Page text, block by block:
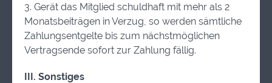
3. Gerät das Mitglied schuldhaft mit mehr als 2
Monatsbeiträgen in Verzug, so werden sämtliche
Zahlungsentgelte bis zum nächstmöglichen
Vertragsende sofort zur Zahlung fällig.
III. Sonstiges